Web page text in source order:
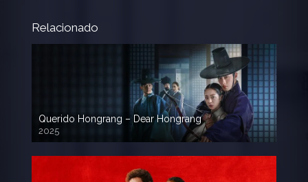
Relacionado
Querido Hongrang – Dear Hongrang
2025